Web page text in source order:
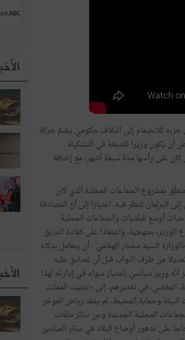
كان من بين مرشّحي حزبه للانضمام إلى ائتلاف حكومي يضمّ حركة
أن يكون وزيرا للصحّة في التشكيلة
كان على رأسها مدّة سبعة أشهر، مع إضافة
بمشروع الجماعات المحلية الذي كان
للنظر فيه، اعتبارا إلى أنّ المصادقة
2018 تمثّل بداية مسار نقل صلاحيات أوسع للبلديات والجماعات المحلية
بمنهجية، واعتمادا على كفاءة الفريق
السيد مختار الهمّامي - أن يتعامل بذكاء
المراحل التي مرّ بها مشروع المجلّة التي شهدت فصولها قرابة 530 تعديلا من طرف النواب قبل أن تصادق عليه
أثبت رياض الموخّر أنّه وزير سياسي بامتياز سواء في إدارته لهذا
في تقديرهم، إلى «تفتيت المفتّت
وحماية المحيط. لم يفقد رياض الموخّر
المحلية الجديدة وعن سائر ملفّات
على تدهور أوضاع البلاد في سائر الميادين